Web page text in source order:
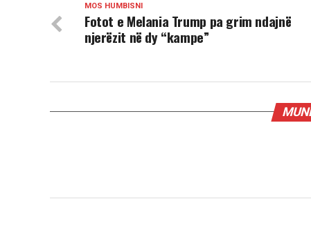
MOS HUMBISNI
Fotot e Melania Trump pa grim ndajnë
njerëzit në dy “kampe”